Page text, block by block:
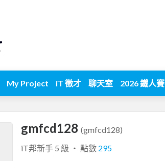
My Project iT 徵才 聊天室 2026 鐵人賽
gmfcd128 (gmfcd128)
iT邦新手 5 級 ‧ 點數 295